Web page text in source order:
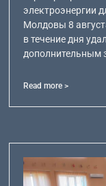
электроэнергии
Молдовы 8
в течение дня
дополнительным
Read more >